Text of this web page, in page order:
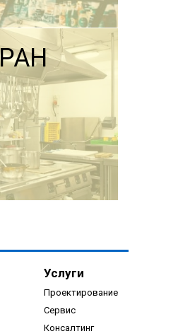
Услуги
Проектирование
Сервис
Консалтинг